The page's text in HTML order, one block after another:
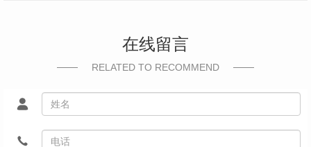
在线留言
RELATED TO RECOMMEND